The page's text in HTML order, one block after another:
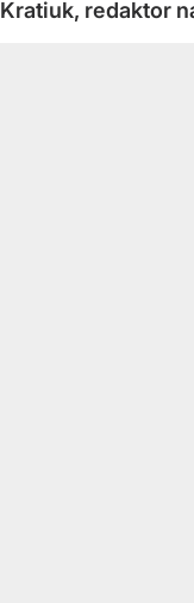
Kratiuk, redaktor